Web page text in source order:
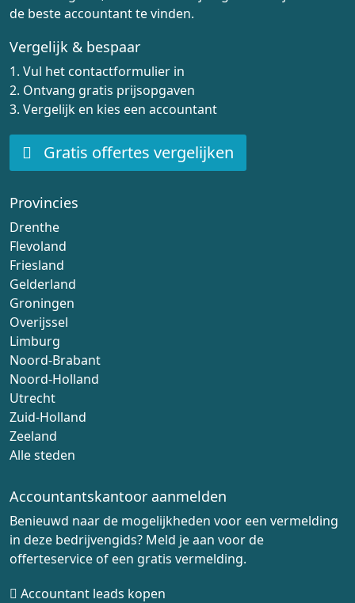
de beste accountant te vinden.
Vergelijk & bespaar
1. Vul het contactformulier in
2. Ontvang gratis prijsopgaven
3. Vergelijk en kies een accountant
Gratis offertes vergelijken
Provincies
Drenthe
Flevoland
Friesland
Gelderland
Groningen
Overijssel
Limburg
Noord-Brabant
Noord-Holland
Utrecht
Zuid-Holland
Zeeland
Alle steden
Accountantskantoor aanmelden
Benieuwd naar de mogelijkheden voor een vermelding
in deze bedrijvengids? Meld je aan voor de
offerteservice of een gratis vermelding.
Accountant leads kopen